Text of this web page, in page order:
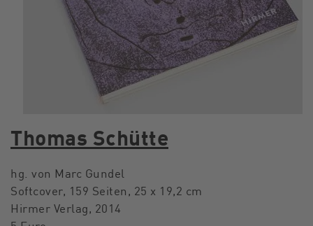
Thomas Schütte
hg. von Marc Gundel
Softcover, 159 Seiten, 25 x 19,2 cm
Hirmer Verlag, 2014